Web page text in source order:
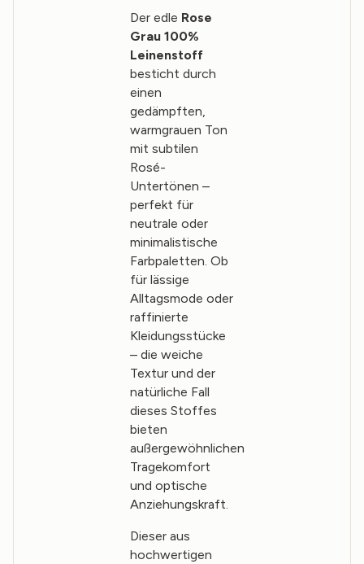
Der edle Rose
Grau 100%
Leinenstoff
besticht durch
einen
gedämpften,
warmgrauen Ton
mit subtilen
Rosé-
Untertönen –
perfekt für
neutrale oder
minimalistische
Farbpaletten. Ob
für lässige
Alltagsmode oder
raffinierte
Kleidungsstücke
– die weiche
Textur und der
natürliche Fall
dieses Stoffes
bieten
außergewöhnlichen
Tragekomfort
und optische
Anziehungskraft.
Dieser aus
hochwertigen